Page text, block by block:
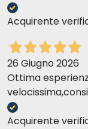
Acquirente
26 Giugno 2026
Ottima
Acquirente